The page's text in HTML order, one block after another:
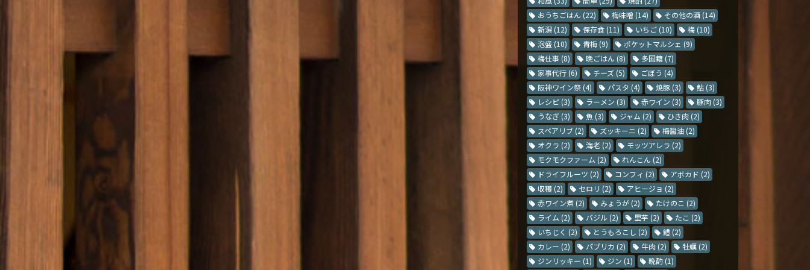
おうちごはん (22) 梅味噌 (14) その他の酒 (14)
新潟 (12) 保存食 (11) いちご (10) 梅 (10)
泡盛 (10) 青梅 (9) ポケットマルシェ (9)
梅仕事 (8) 晩ごはん (8) 多国籍 (7)
家事代行 (6) チーズ (5) ごぼう (4)
阪神ワイン祭 (4) パスタ (4) 焼豚 (3) 鮎 (3)
レシピ (3) ラーメン (3) 赤ワイン (3) 豚肉 (3)
うなぎ (3) 魚 (3) ジャム (2) ひき肉 (2)
スペアリブ (2) ズッキーニ (2) 梅醤油 (2)
オクラ (2) 海老 (2) モッツアレラ (2)
モクモクファーム (2) れんこん (2)
ドライフルーツ (2) コンフィ (2) アボカド (2)
収穫 (2) セロリ (2) アヒージョ (2)
赤ワイン煮 (2) みょうが (2) たけのこ (2)
ライム (2) バジル (2) 里芋 (2) たこ (2)
いちじく (2) とうもろこし (2) 鱧 (2)
カレー (2) パプリカ (2) 牛肉 (2) 牡蠣 (2)
ジンリッキー (1) ジン (1) 晩酌 (1)